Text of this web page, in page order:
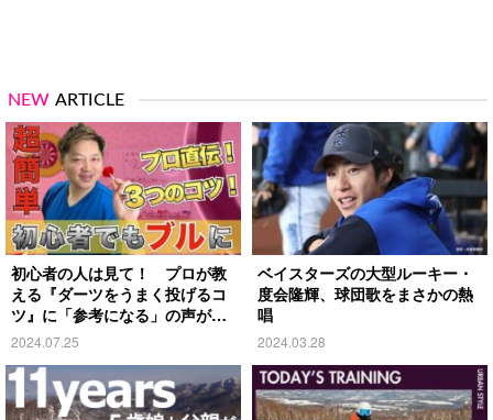
NEW ARTICLE
初心者の人は見て！ プロが教
える『ダーツをうまく投げるコ
ツ』に「参考になる」の声が続
出
2024.07.25
ベイスターズの大型ルーキー・
度会隆輝、球団歌をまさかの熱
唱
2024.03.28